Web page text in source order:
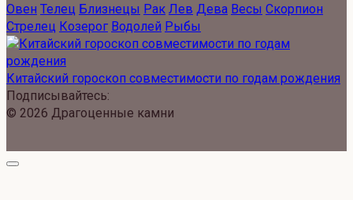
Овен Телец Близнецы Рак Лев Дева Весы Скорпион
Стрелец Козерог Водолей Рыбы
Китайский гороскоп совместимости по годам рождения
Подписывайтесь:
© 2026 Драгоценные камни